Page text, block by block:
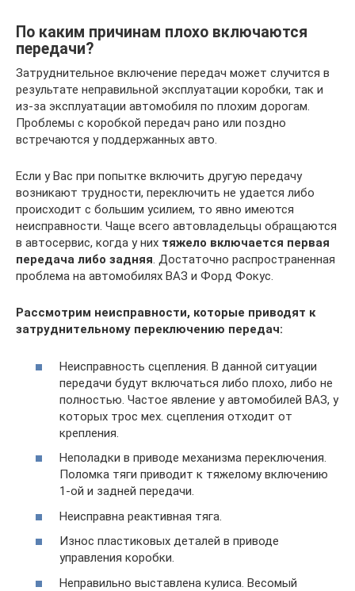
По каким причинам плохо включаются
передачи?
Затруднительное включение передач может случится в
результате неправильной эксплуатации коробки, так и
из-за эксплуатации автомобиля по плохим дорогам.
Проблемы с коробкой передач рано или поздно
встречаются у поддержанных авто.
Если у Вас при попытке включить другую передачу
возникают трудности, переключить не удается либо
происходит с большим усилием, то явно имеются
неисправности. Чаще всего автовладельцы обращаются
в автосервис, когда у них тяжело включается первая
передача либо задняя. Достаточно распространенная
проблема на автомобилях ВАЗ и Форд Фокус.
Рассмотрим неисправности, которые приводят к
затруднительному переключению передач:
Неисправность сцепления. В данной ситуации
передачи будут включаться либо плохо, либо не
полностью. Частое явление у автомобилей ВАЗ, у
которых трос мех. сцепления отходит от
крепления.
Неполадки в приводе механизма переключения.
Поломка тяги приводит к тяжелому включению
1-ой и задней передачи.
Неисправна реактивная тяга.
Износ пластиковых деталей в приводе
управления коробки.
Неправильно выставлена кулиса. Весомый